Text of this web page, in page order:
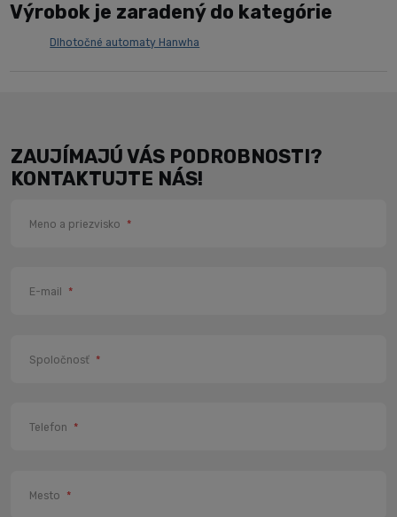
Výrobok je zaradený do kategórie
Dlhotočné automaty Hanwha
ZAUJÍMAJÚ VÁS PODROBNOSTI?
KONTAKTUJTE NÁS!
Meno a priezvisko *
E-mail *
Spoločnosť *
Telefon *
Mesto *